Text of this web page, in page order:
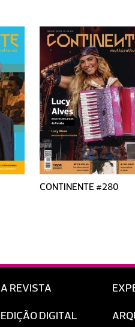
CONTINENTE #280
A REVISTA
EDIÇÃO DIGITAL